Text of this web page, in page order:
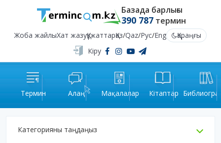
Базада барлығы
390 787термин
Жоба жайлыХат жазуҚұжаттарҚаз/Qaz/Рус/Eng
Қараңғы
Кіру
Термин Алаң Мақалалар Кітаптар
Категорияны таңдаңыз